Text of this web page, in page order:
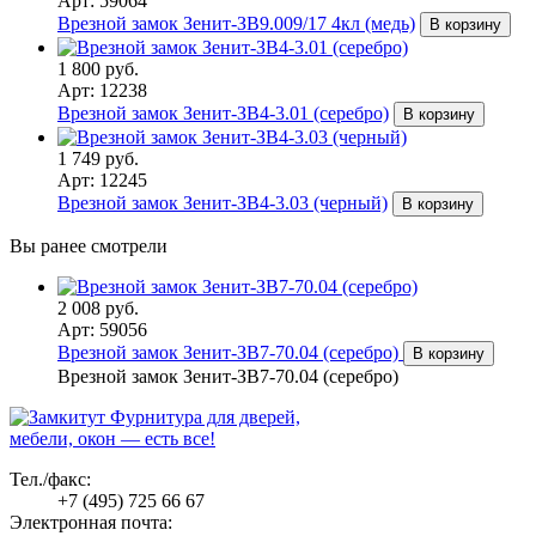
Врезной замок Зенит-ЗВ9.009/17 4кл (медь)
В корзину
1 800 руб.
Арт: 12238
Врезной замок Зенит-ЗВ4-3.01 (серебро)
В корзину
1 749 руб.
Арт: 12245
Врезной замок Зенит-ЗВ4-3.03 (черный)
В корзину
Вы ранее смотрели
2 008 руб.
Арт: 59056
Врезной замок Зенит-ЗВ7-70.04 (серебро)
В корзину
Врезной замок Зенит-ЗВ7-70.04 (серебро)
Фурнитура для дверей,
мебели, окон — есть все!
Тел./факс:
+7 (495) 725 66 67
Электронная почта: